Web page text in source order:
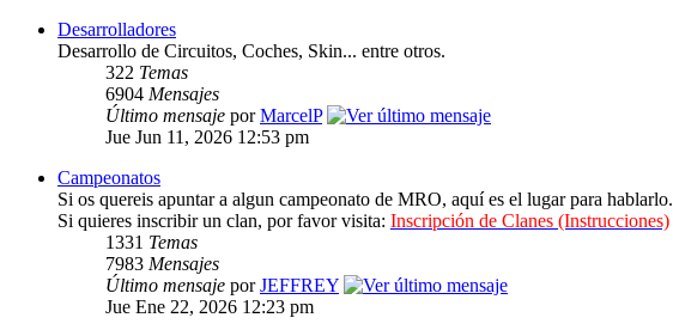
Desarrolladores
Desarrollo de Circuitos, Coches, Skin... entre otros.
322 Temas
6904 Mensajes
Último mensaje porMarcelP
Jue Jun 11, 2026 12:53 pm
Campeonatos
Si os quereis apuntar a algun campeonato de MRO, aquí es el lugar para hablarlo.
Si quieres inscribir un clan, por favor visita: Inscripción de Clanes (Instrucciones)
1331 Temas
7983 Mensajes
Último mensaje porJEFFREY
Jue Ene 22, 2026 12:23 pm